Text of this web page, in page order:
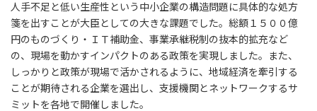
人手不足と低い生産性という中小企業の構造問題に具体的な処方
箋を出すことが大臣としての大きな課題でした。総額１５００億
円のものづくり・ＩＴ補助金、事業承継税制の抜本的拡充など
の、現場を動かすインパクトのある政策を実現しました。また、
しっかりと政策が現場で活かされるように、地域経済を牽引する
ことが期待される企業を選出し、支援機関とネットワークするサ
ミットを各地で開催しました。